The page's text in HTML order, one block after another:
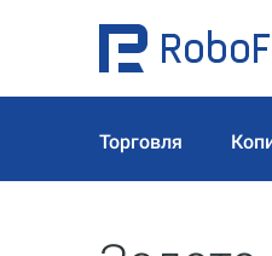
Торговля